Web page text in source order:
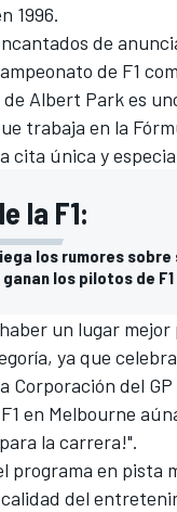
1996.
de
de F1
Albert Park es
trabaja en la
cita única y
la F1:
los rumores sobre
los pilotos de F1
un lugar
ya que
Corporación del
en Melbourne
la carrera!".
programa en pista
del